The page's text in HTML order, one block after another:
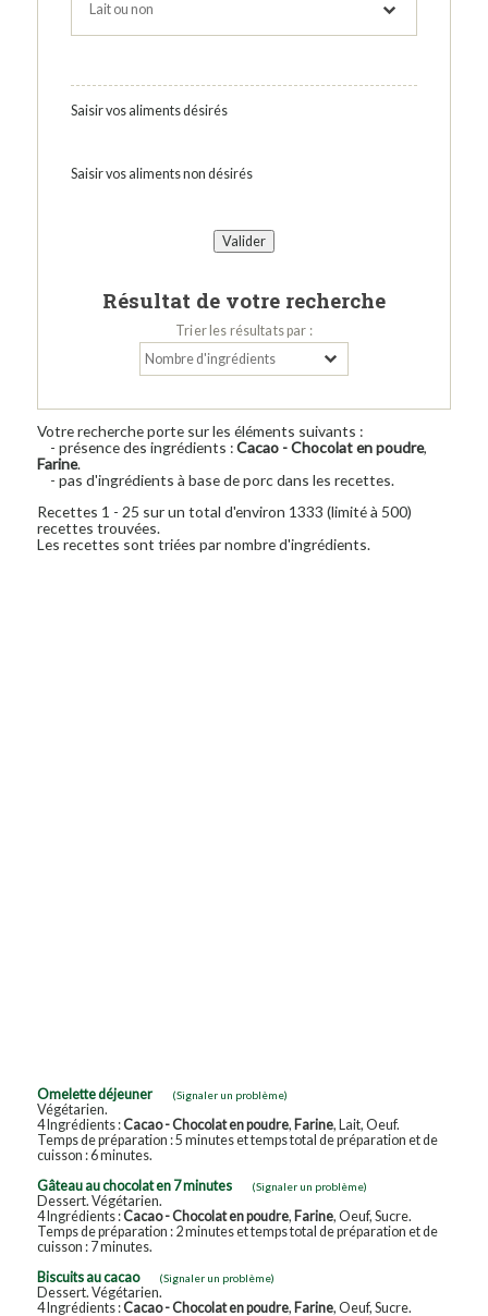
Saisir vos aliments désirés
Saisir vos aliments non désirés
Résultat de votre recherche
Trier les résultats par :
Votre recherche porte sur les éléments suivants :
- présence des ingrédients :Cacao - Chocolat en poudre,
Farine.
- pas d'ingrédients à base de porc dans les recettes.
Recettes 1 - 25 sur un total d'environ 1333 (limité à 500)
recettes trouvées.
Les recettes sont triées par nombre d'ingrédients.
Omelette déjeuner (Signaler un problème)
Végétarien.
4 Ingrédients :Cacao - Chocolat en poudre, Farine, Lait, Oeuf.
Temps de préparation : 5 minutes et temps total de préparation et de
cuisson : 6 minutes.
Gâteau au chocolat en 7 minutes
(Signaler un problème)
Dessert. Végétarien.
4 Ingrédients :Cacao - Chocolat en poudre, Farine, Oeuf, Sucre.
Temps de préparation : 2 minutes et temps total de préparation et de
cuisson : 7 minutes.
Biscuits au cacao
(Signaler un problème)
Dessert. Végétarien.
4 Ingrédients :Cacao - Chocolat en poudre, Farine, Oeuf, Sucre.